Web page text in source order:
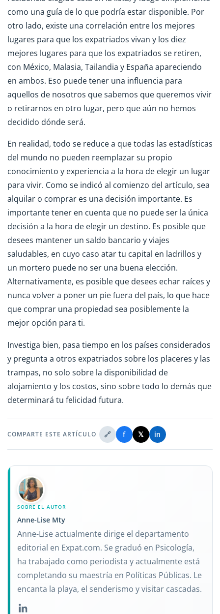
como una guía de lo que podría estar disponible. Por
otro lado, existe una correlación entre los mejores
lugares para que los expatriados vivan y los diez
mejores lugares para que los expatriados se retiren,
con México, Malasia, Tailandia y España apareciendo
en ambos. Eso puede tener una influencia para
aquellos de nosotros que sabemos que queremos vivir
o retirarnos en otro lugar, pero que aún no hemos
decidido dónde será.
En realidad, todo se reduce a que todas las estadísticas
del mundo no pueden reemplazar su propio
conocimiento y experiencia a la hora de elegir un lugar
para vivir. Como se indicó al comienzo del artículo, sea
alquilar o comprar es una decisión importante. Es
importante tener en cuenta que no puede ser la única
decisión a la hora de elegir un destino. Es posible que
desees mantener un saldo bancario y viajes
saludables, en cuyo caso atar tu capital en ladrillos y
un mortero puede no ser una buena elección.
Alternativamente, es posible que desees echar raíces y
nunca volver a poner un pie fuera del país, lo que hace
que comprar una propiedad sea posiblemente la
mejor opción para ti.
Investiga bien, pasa tiempo en los países considerados
y pregunta a otros expatriados sobre los placeres y las
trampas, no solo sobre la disponibilidad de
alojamiento y los costos, sino sobre todo lo demás que
determinará tu felicidad futura.
COMPARTE ESTE ARTÍCULO 🔗 f 𝕏 in
SOBRE EL AUTOR
Anne-Lise Mty
Anne-Lise actualmente dirige el departamento
editorial en Expat.com. Se graduó en Psicología,
ha trabajado como periodista y actualmente está
completando su maestría en Políticas Públicas. Le
encanta la playa, el senderismo y visitar cascadas.